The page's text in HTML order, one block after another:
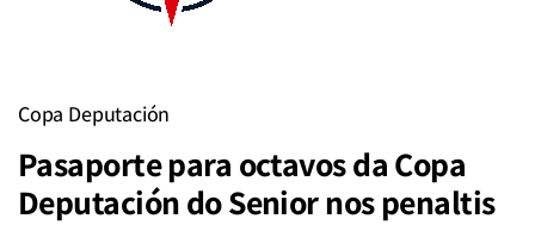
Copa Deputación
Pasaporte para octavos da Copa
Deputación do Senior nos penaltis